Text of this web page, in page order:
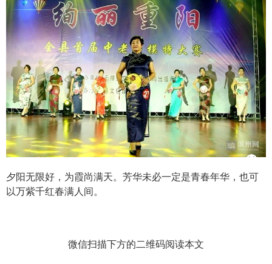
夕阳无限好，为霞尚满天。芳华未必一定是青春年华，也可
以万紫千红春满人间。
微信扫描下方的二维码阅读本文